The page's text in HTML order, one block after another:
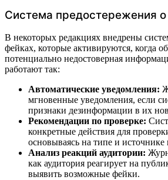
Система предостережения о
В некоторых редакциях внедрены
фейках, которые активируются, когда
потенциально недостоверная
работают так:
Автоматические уведомления:
мгновенные уведомления, если
признаки дезинформации в их
Рекомендации по проверке:
конкретные действия для
основываясь на типе и источнике
Анализ реакций аудитории:
как аудитория реагирует на
выявить возможные фейки.